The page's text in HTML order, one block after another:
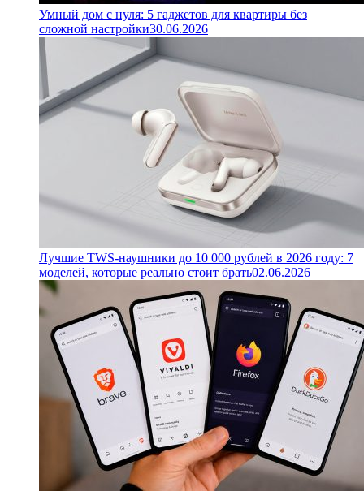
Умный дом с нуля: 5 гаджетов для квартиры без
сложной настройки30.06.2026
Лучшие TWS-наушники до 10 000 рублей в 2026 году: 7
моделей, которые реально стоит брать02.06.2026